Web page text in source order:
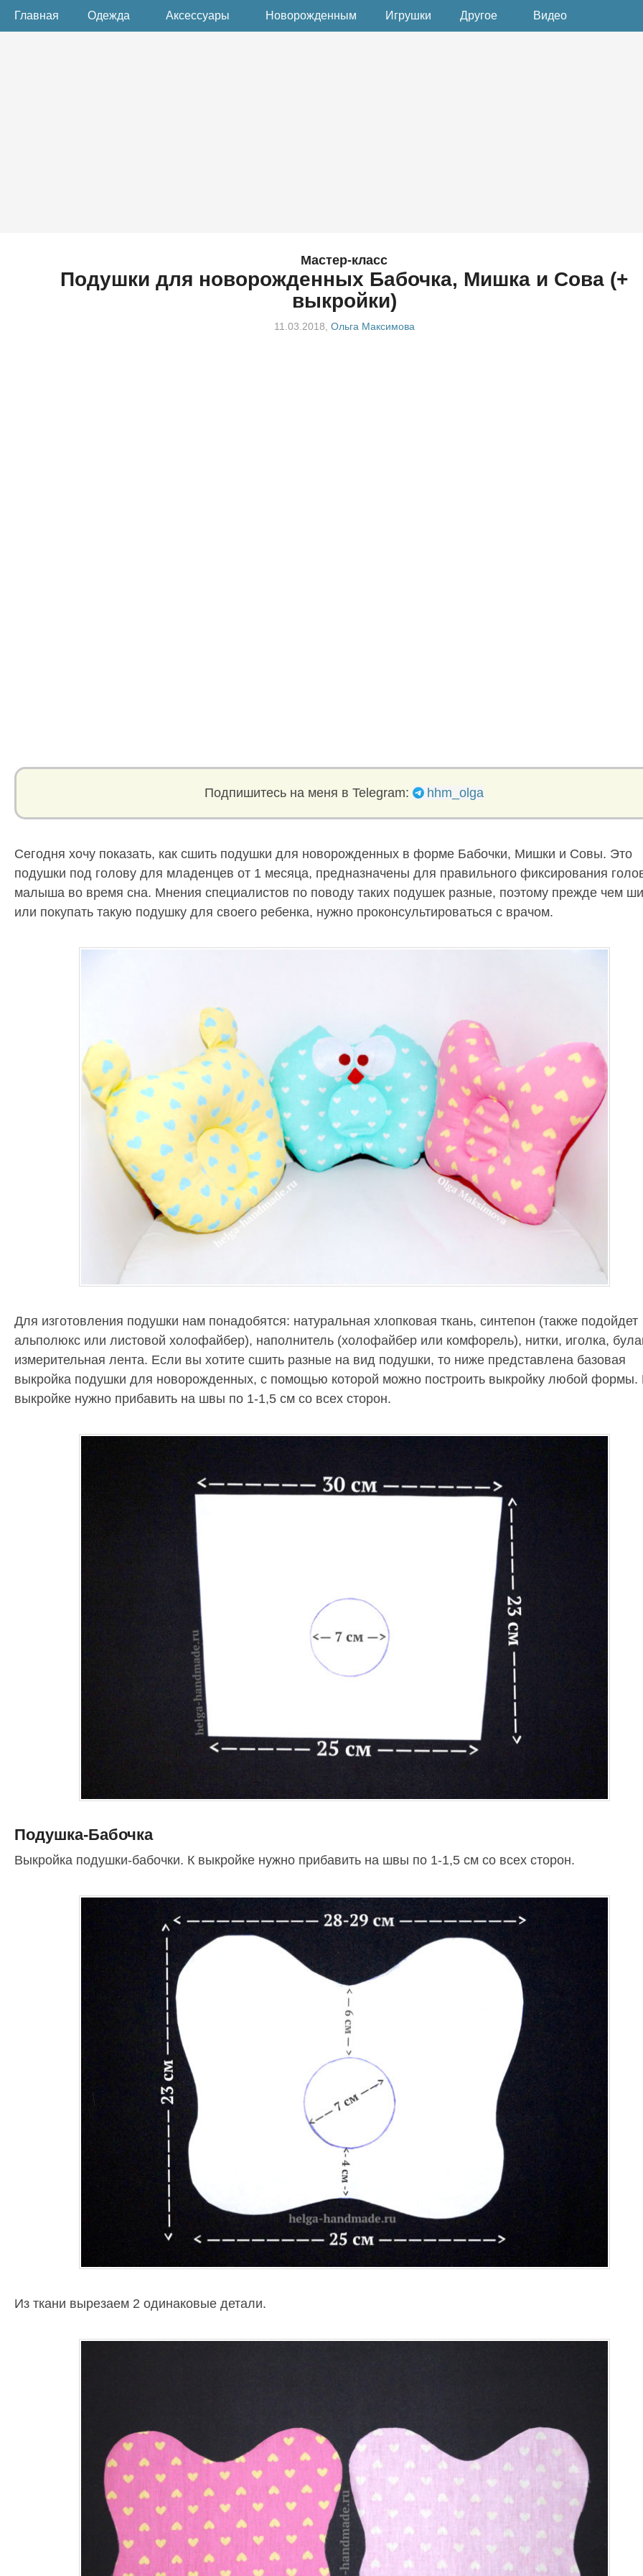
Главная Одежда Аксессуары Новорожденным Игрушки Другое Видео
Мастер-класс
Подушки для новорожденных Бабочка, Мишка и Сова (+
выкройки)
11.03.2018 Ольга Максимова
Подпишитесь на меня в Telegram: hhm_olga
Сегодня хочу показать, как сшить подушки для новорожденных в форме Бабочки, Мишки и Совы. Это
подушки под голову для младенцев от 1 месяца, предназначены для правильного фиксирования
малыша во время сна. Мнения специалистов по поводу таких подушек разные, поэтому прежде чем
или покупать такую подушку для своего ребенка, нужно проконсультироваться с врачом.
Для изготовления подушки нам понадобятся: натуральная хлопковая ткань, синтепон (также подойдет
альполюкс или листовой холофайбер), наполнитель (холофайбер или комфорель), нитки, иголка,
измерительная лента. Если вы хотите сшить разные на вид подушки, то ниже представлена базовая
выкройка подушки для новорожденных, с помощью которой можно построить выкройку любой формы.
выкройке нужно прибавить на швы по 1-1,5 см со всех сторон.
Подушка-Бабочка
Выкройка подушки-бабочки. К выкройке нужно прибавить на швы по 1-1,5 см со всех сторон.
Из ткани вырезаем 2 одинаковые детали.